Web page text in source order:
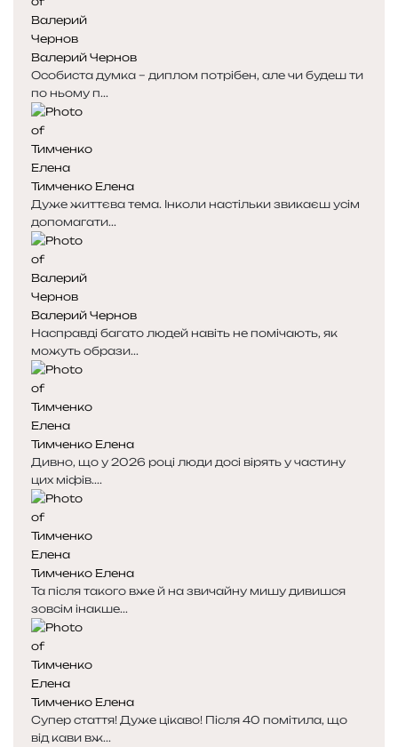
Валерий Чернов
Особиста думка – диплом потрібен, але чи будеш ти
по ньому п...
Тимченко Елена
Дуже життєва тема. Інколи настільки звикаєш усім
допомагати...
Валерий Чернов
Насправді багато людей навіть не помічають, як
можуть образи...
Тимченко Елена
Дивно, що у 2026 році люди досі вірять у частину
цих міфів....
Тимченко Елена
Та після такого вже й на звичайну мишу дивишся
зовсім інакше...
Тимченко Елена
Супер стаття! Дуже цікаво! Після 40 помітила, що
від кави вж...